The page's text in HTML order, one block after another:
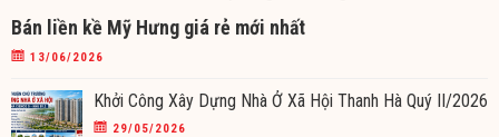
Bán liền kề Mỹ Hưng giá rẻ mới nhất
13/06/2026
Khởi Công Xây Dựng Nhà Ở Xã Hội Thanh Hà Quý II/2026
29/05/2026